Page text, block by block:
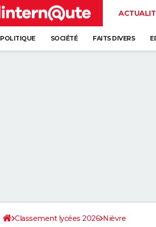
POLITIQUE SOCIÉTÉ FAITS DIVERS
Classement lycées 2026 Nièvre